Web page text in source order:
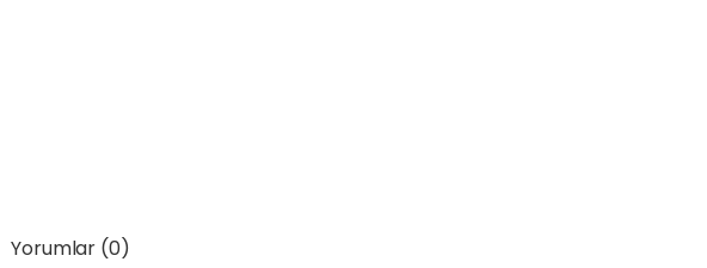
Yorumlar (0)